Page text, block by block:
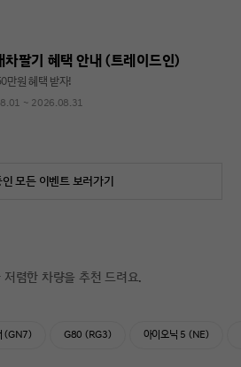
차팔기 혜택 안내 (트레이드인)
만원 혜택 받자!
~ 2026.08.31
모든 이벤트 보러가기
렴한 차량을 추천 드려요.
(GN7) G80 (RG3) 아이오닉 5 (NE)